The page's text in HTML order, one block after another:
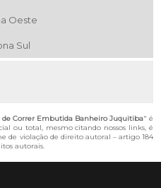
Oeste
Sul
de Correr Embutida Banheiro Juquitiba" é
ou total, mesmo citando nossos links, é
de violação de direito autoral – artigo 184
autorais.